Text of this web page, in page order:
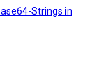
Strings in